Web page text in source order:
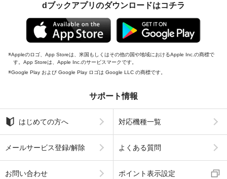
dブックアプリのダウンロードはコチラ
Appleのロゴ、App Storeは、米国もしくはその他の国や地域におけるApple Inc.の商標で
す。App Storeは、Apple Inc.のサービスマークです。
Google Play および Google Play ロゴは Google LLC の商標です。
サポート情報
はじめての方へ 対応機種一覧
メールサービス登録/解除 よくある質問
お問い合わせ ポイント表示設定